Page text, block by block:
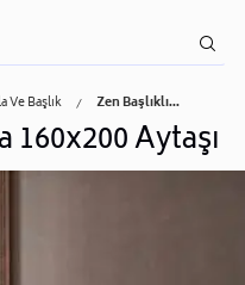
Ve Başlık Zen Başlıklı...
160x200 Aytaşı